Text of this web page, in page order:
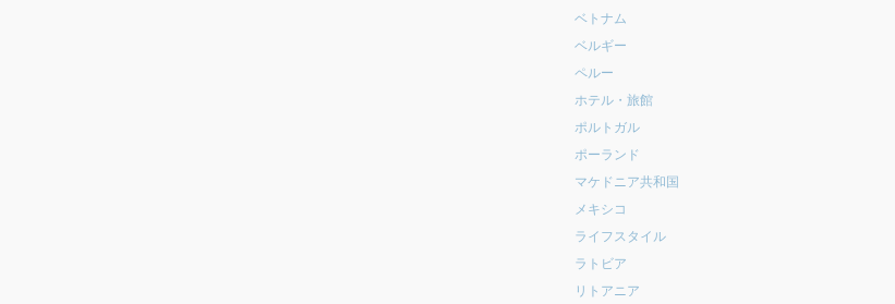
ベトナム
ベルギー
ペルー
ホテル・旅館
ポルトガル
ポーランド
マケドニア共和国
メキシコ
ライフスタイル
ラトビア
リトアニア